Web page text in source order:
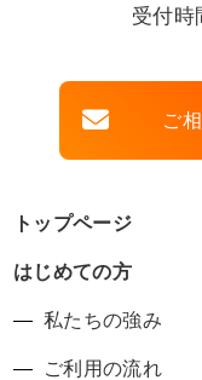
受付
ご
トップページ
はじめての方
私たちの強み
ご利用の流れ